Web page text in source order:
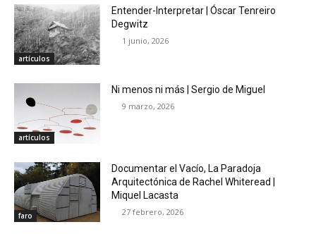
artículos
Entender-Interpretar | Óscar Tenreiro
Degwitz
1 junio, 2026
artículos
Ni menos ni más | Sergio de Miguel
9 marzo, 2026
faro
Documentar el Vacío, La Paradoja
Arquitectónica de Rachel Whiteread |
Miquel Lacasta
27 febrero, 2026